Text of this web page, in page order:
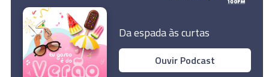
"Miguel Albuquerque passará
presumivelmente à história e com final infeliz",
© 2024 Empresa Diário de Notícias, Lda.
Da espada às curtas
Ouvir Podcast